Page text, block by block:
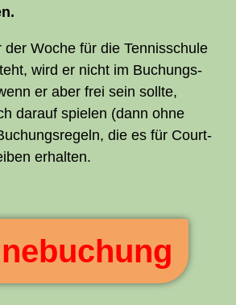
der Woche für die Ten­nis­schu­le
wird er nicht im Buchungs­
er aber frei sein soll­te,
dar­auf spie­len (dann ohne
die es für Court­
erhalten.